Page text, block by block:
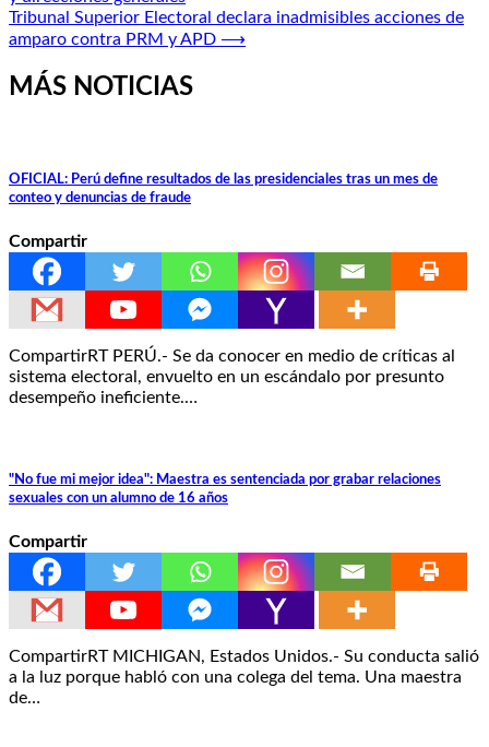
de
entradas
Tribunal Superior Electoral declara inadmisibles acciones de
amparo contra PRM y APD ⟶
MÁS NOTICIAS
OFICIAL: Perú define resultados de las presidenciales tras un mes de
conteo y denuncias de fraude
Compartir
CompartirRT PERÚ.- Se da conocer en medio de críticas al
sistema electoral, envuelto en un escándalo por presunto
desempeño ineficiente.…
"No fue mi mejor idea": Maestra es sentenciada por grabar relaciones
sexuales con un alumno de 16 años
Compartir
CompartirRT MICHIGAN, Estados Unidos.- Su conducta salió
a la luz porque habló con una colega del tema. Una maestra
de…